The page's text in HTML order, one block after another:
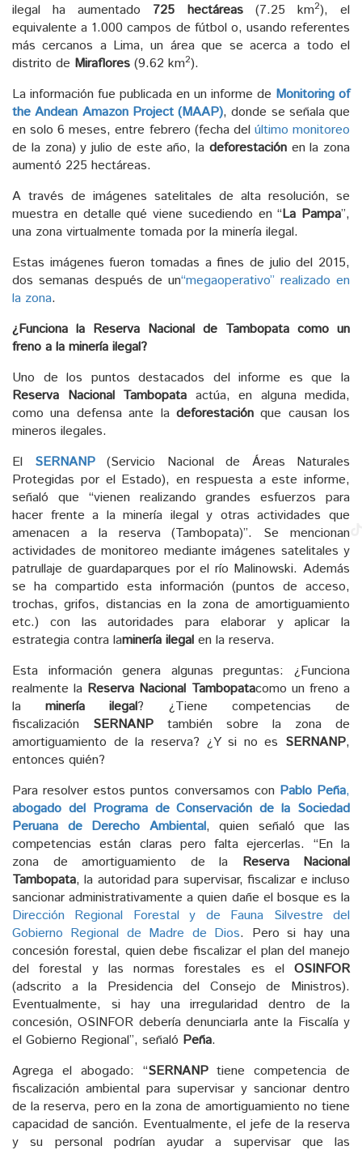
ilegal ha aumentado 725 hectáreas(7.25 km2), el
equivalente a 1.000 campos de fútbol o, usando referentes
más cercanos a Lima, un área que se acerca a todo el
distrito de Miraflores (9.62 km2).
La información fue publicada en un informe de Monitoring of
the Andean Amazon Project (MAAP), donde se señala que
en solo 6 meses, entre febrero (fecha del último monitoreo
de la zona) y julio de este año, la deforestaciónen la zona
aumentó 225 hectáreas.
A través de imágenes satelitales de alta resolución, se
muestra en detalle qué viene sucediendo en “La Pampa”,
una zona virtualmente tomada por la minería ilegal.
Estas imágenes fueron tomadas a fines de julio del 2015,
dos semanas después de un“megaoperativo” realizado en
la zona.
¿Funciona la Reserva Nacional de Tambopata como un
freno a la minería ilegal?
Uno de los puntos destacados del informe es que la
Reserva Nacional Tambopata actúa, en alguna medida,
como una defensa ante la deforestaciónque causan los
mineros ilegales.
El SERNANP
(Servicio Nacional de Áreas Naturales
Protegidas por el Estado), en respuesta a este informe,
señaló que “vienen realizando grandes esfuerzos para
hacer frente a la minería ilegal y otras actividades que
amenacen a la reserva (Tambopata)”. Se mencionan
actividades de monitoreo mediante imágenes satelitales y
patrullaje de guardaparques por el río Malinowski. Además
se ha compartido esta información (puntos de acceso,
trochas, grifos, distancias en la zona de amortiguamiento
etc.) con las autoridades para elaborar y aplicar la
estrategia contra laminería ilegal en la reserva.
Esta información genera algunas preguntas: ¿Funciona
realmente la Reserva Nacional Tambopatacomo un freno a
laminería ilegal? ¿Tiene competencias de
fiscalización SERNANP también sobre la zona de
amortiguamiento de la reserva? ¿Y si no es SERNANP,
entonces quién?
Para resolver estos puntos conversamos con Pablo Peña,
abogado del Programa de Conservación de la Sociedad
Peruana de Derecho Ambiental, quien señaló que las
competencias están claras pero falta ejercerlas. “En la
zona de amortiguamiento de la Reserva Nacional
Tambopata, la autoridad para supervisar, fiscalizar e incluso
sancionar administrativamente a quien dañe el bosque es la
Dirección Regional Forestal y de Fauna Silvestre del
Gobierno Regional de Madre de Dios. Pero si hay una
concesión forestal, quien debe fiscalizar el plan del manejo
del forestal y las normas forestales es el OSINFOR
(adscrito a la Presidencia del Consejo de Ministros).
Eventualmente, si hay una irregularidad dentro de la
concesión, OSINFOR debería denunciarla ante la Fiscalía y
el Gobierno Regional”, señaló Peña.
Agrega el abogado: “SERNANPtiene competencia de
fiscalización ambiental para supervisar y sancionar dentro
de la reserva, pero en la zona de amortiguamiento no tiene
capacidad de sanción. Eventualmente, el jefe de la reserva
y su personal podrían ayudar a supervisar que las